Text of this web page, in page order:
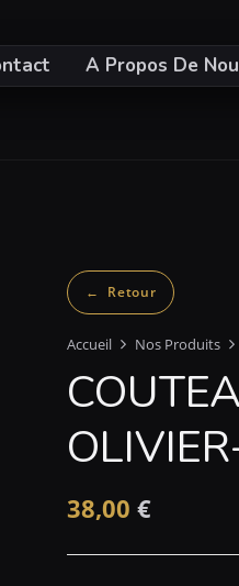
A Propos De
Accueil Nos Produits
38,00 €